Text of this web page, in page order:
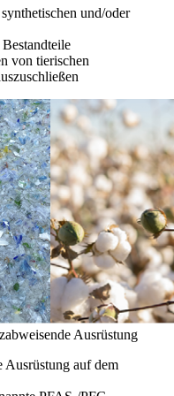
und/oder
von tierischen
Ausrüstung
Ausrüstung auf dem